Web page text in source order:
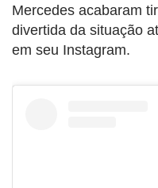
Mercedes acabaram
divertida da situação
em seu Instagram.